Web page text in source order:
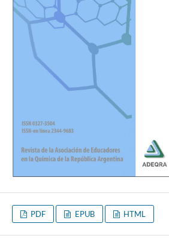
PDF EPUB HTML